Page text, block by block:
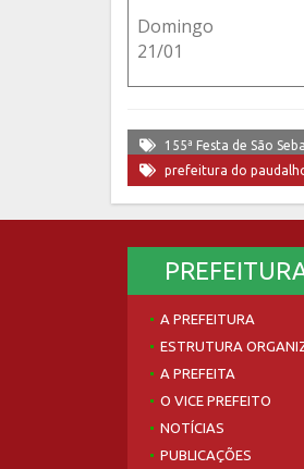
Domingo
21/01
155ª Festa de São
prefeitura do
A PREFEITURA
ESTRUTURA
A PREFEITA
O VICE PREFEITO
NOTÍCIAS
PUBLICAÇÕES